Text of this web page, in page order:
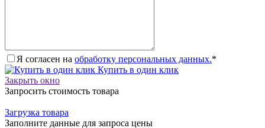
Я согласен на обработку персональных данных.*
Купить в один клик
Закрыть окно
Запросить стоимость товара
Загрузка товара
Заполните данные для запроса цены